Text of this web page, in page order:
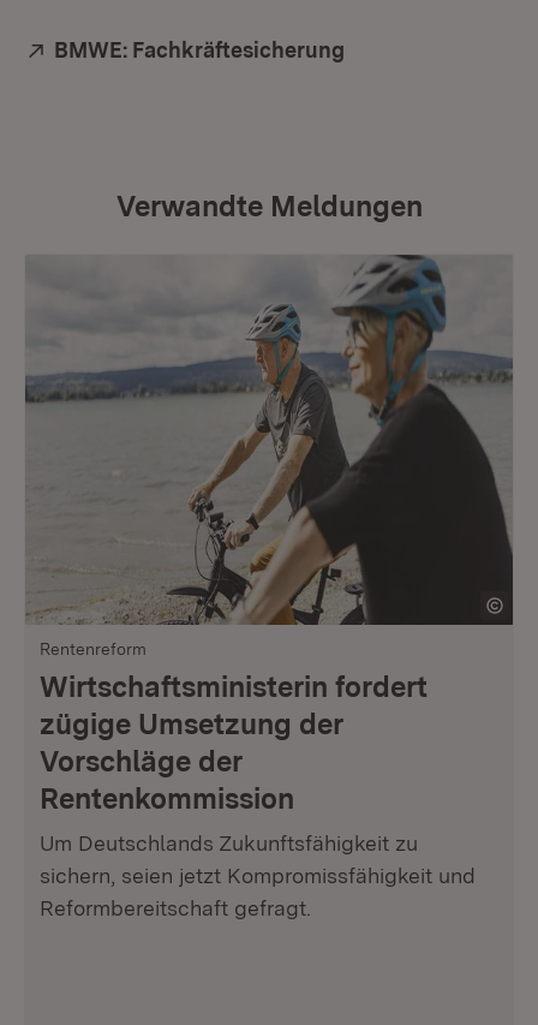
Extern:
BMWE: Fachkräftesicherung
Verwandte Meldungen
Rentenreform
Wirtschaftsministerin fordert
zügige Umsetzung der
Vorschläge der
Rentenkommission
Um Deutschlands Zukunftsfähigkeit zu
sichern, seien jetzt Kompromissfähigkeit und
Reformbereitschaft gefragt.